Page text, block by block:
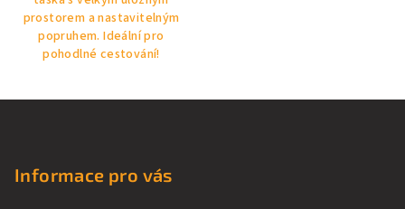
prostorem a nastavitelným
popruhem. Ideální pro
pohodlné cestování!
Informace pro vás